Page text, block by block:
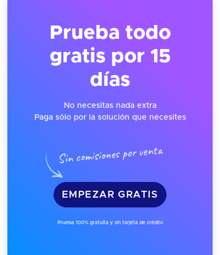
Prueba todo
gratis por 15
días
No necesitas nada extra
Paga sólo por la solución que necesites
Sin comisiones por venta
EMPEZAR GRATIS
Prueba 100% gratuita y sin tarjeta de crédito